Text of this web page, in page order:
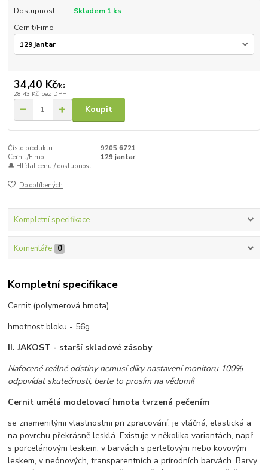
Dostupnost
Skladem 1 ks
Cernit/Fimo
34,40 Kč/ks
28,43 Kč bez DPH
Koupit
Číslo produktu:
9205 6721
Cernit/Fimo:
129 jantar
🔔 Hlídat cenu / dostupnost
Do oblíbených
Kompletní specifikace
Komentáře 0
Kompletní specifikace
Cernit (polymerová hmota)
hmotnost bloku - 56g
II. JAKOST - starší skladové zásoby
Nafocené reálné odstíny nemusí díky nastavení monitoru 100%
odpovídat skutečnosti, berte to prosím na vědomí!
Cernit umělá modelovací hmota tvrzená pečením
se znamenitými vlastnostmi pri zpracování: je vláčná, elastická a
na povrchu překrásně lesklá. Existuje v několika variantách, např.
s porcelánovým leskem, v barvách s perleťovým nebo kovovým
leskem, v neónových, transparentních a prírodních barvách. Barvy